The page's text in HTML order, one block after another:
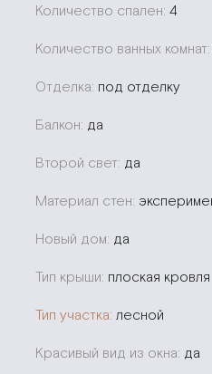
Количество спален: 4
Количество ванных комнат:
Отделка: под отделку
Балкон: да
Второй свет: да
Материал стен:
Новый дом: да
Тип крыши: плоская кровля
Тип участка: лесной
Красивый вид из окна: да